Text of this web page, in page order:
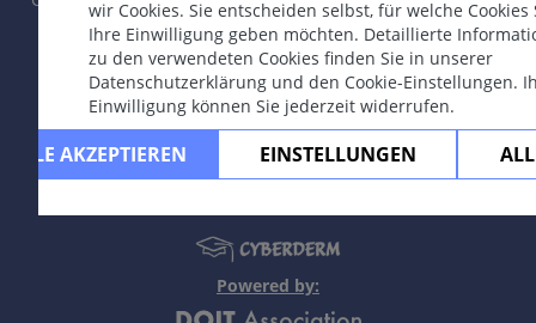
wir Cookies. Sie entscheiden selbst, für welche Cookies
Ihre Einwilligung geben möchten. Detaillierte
zu den verwendeten Cookies finden Sie in unserer
Datenschutzerklärung und den Cookie-Einstellungen.
Einwilligung können Sie jederzeit widerrufen.
ALLE AKZEPTIEREN EINSTELLUNGEN
Gründungsredakteur Guenter Burg, M.D. - Konzept und
Koordination durch Vahid Djamei, Zürich.
All rights reserved.
Kontakt | Impressum |Unterstützt
durch|Datenschutzerklärung|Nutzungsbedingungen|
Powered by: